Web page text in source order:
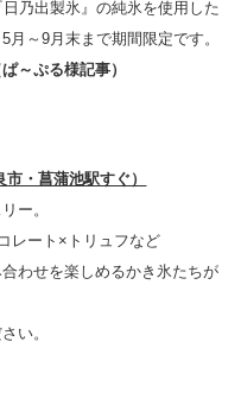
乃出製氷』の純氷を使用した
～9月末まで期間限定です。
～ぷる様記事）
・菖蒲池駅すぐ）
ー。
レート×トリュフなど
わせを楽しめるかき氷たちが
い。